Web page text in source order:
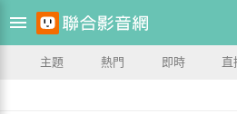
主題 熱門 即時 直